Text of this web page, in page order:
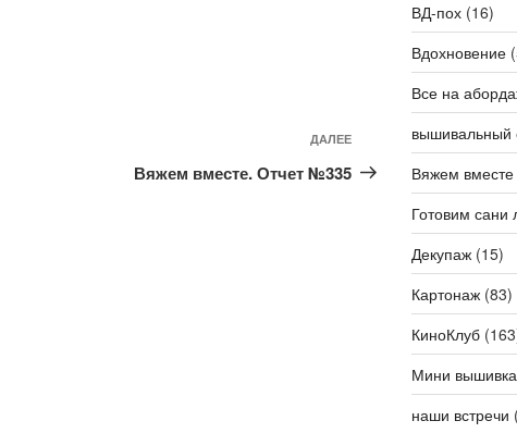
Следующая
запись
ДАЛЕЕ
Вяжем вместе. Отчет №335
ВД-пох(16)
Вдохновение
Все на
вышивальный
Вяжем вместе
Готовим сани
Декупаж(15)
Картонаж(83)
КиноКлуб
Мини вышивка
наши встречи